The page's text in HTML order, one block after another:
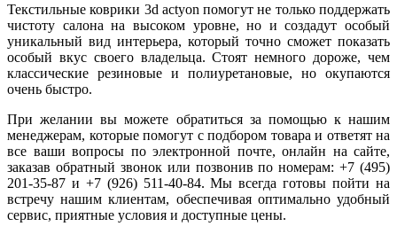
Текстильные коврики 3d actyon помогут не только поддержать
чистоту салона на высоком уровне, но и создадут особый
уникальный вид интерьера, который точно сможет показать
особый вкус своего владельца. Стоят немного дороже, чем
классические резиновые и полиуретановые, но окупаются
очень быстро.
При желании вы можете обратиться за помощью к нашим
менеджерам, которые помогут с подбором товара и ответят на
все ваши вопросы по электронной почте, онлайн на сайте,
заказав обратный звонок или позвонив по номерам: +7 (495)
201-35-87 и +7 (926) 511-40-84. Мы всегда готовы пойти на
встречу нашим клиентам, обеспечивая оптимально удобный
сервис, приятные условия и доступные цены.